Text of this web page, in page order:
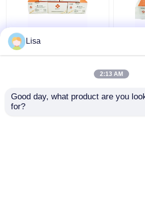
রিয়েল টাইম HSV-6 হারপিস
সিমপ্লেক্স ভাইরাস পিসিআর
Lisa
2:13 AM
Good day, what product are you
for?